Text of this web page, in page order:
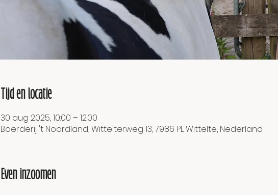
Tijd en locatie
30 aug 2025, 10:00 – 12:00
Boerderij 't Noordland, Wittelterweg 13, 7986 PL Wittelte, Nederland
Even inzoomen